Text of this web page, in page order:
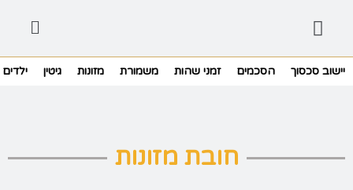
יישוב סכסוך הסכמים זמני שהות משמורת מזונות גיטין ילדים
חובת מזונות